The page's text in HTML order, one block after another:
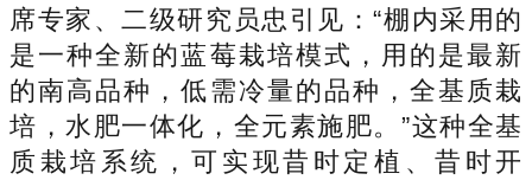
席专家、二级研究员忠引见：“棚内采用的
是一种全新的蓝莓栽培模式，用的是最新
的南高品种，低需冷量的品种，全基质栽
培，水肥一体化，全元素施肥。”这种全基
质栽培系统，可实现昔时定植、昔时开